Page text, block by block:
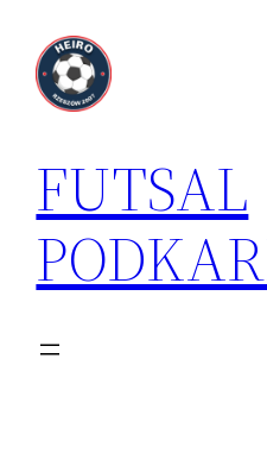
treści
FUTSAL